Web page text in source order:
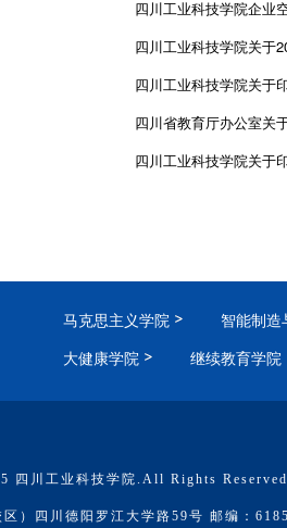
四川工业科技学院企业
四川工业科技学院关于
四川工业科技学院关于
四川省教育厅办公室关
四川工业科技学院关于
马克思主义学院
智能制造
大健康学院
继续教育学院
四川工业科技学院.All Rights
区）四川德阳罗江大学路59号 邮编：